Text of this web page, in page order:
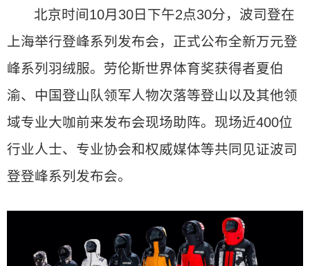
北京时间10月30日下午2点30分，波司登在
上海举行登峰系列发布会，正式公布全新万元登
峰系列羽绒服。劳伦斯世界体育奖获得者夏伯
渝、中国登山队领军人物次落等登山以及其他领
域专业大咖前来发布会现场助阵。现场近400位
行业人士、专业协会和权威媒体等共同见证波司
登登峰系列发布会。